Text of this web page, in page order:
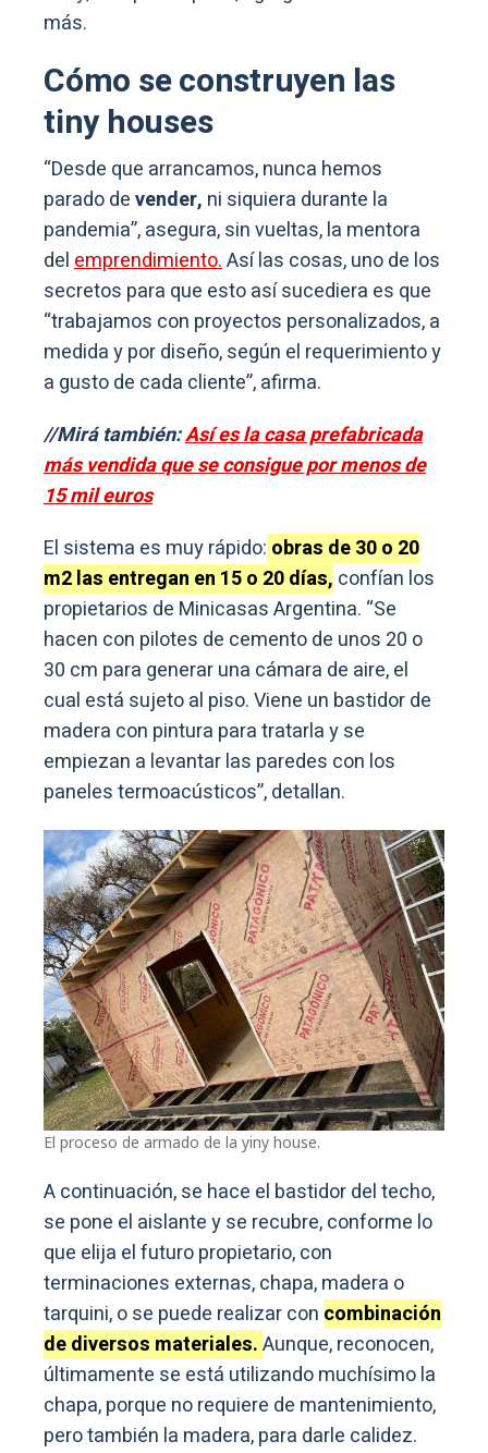
más.
Cómo se construyen las
tiny houses
“Desde que arrancamos, nunca hemos
parado devender, ni siquiera durante la
pandemia”, asegura, sin vueltas, la mentora
delemprendimiento.Así las cosas, uno de los
secretos para que esto así sucediera es que
“trabajamos con proyectos personalizados, a
medida y por diseño, según el requerimiento y
a gusto de cada cliente”, afirma.
//Mirá también:Así es la casa prefabricada
más vendida que se consigue por menos de
15 mil euros
El sistema es muy rápido: obras de 30 o 20
m2 las entregan en 15 o 20 días, confían los
propietarios de Minicasas Argentina. “Se
hacen con pilotes de cemento de unos 20 o
30 cm para generar una cámara de aire, el
cual está sujeto al piso. Viene un bastidor de
madera con pintura para tratarla y se
empiezan a levantar las paredes con los
paneles termoacústicos”, detallan.
El proceso de armado de la yiny house.
A continuación, se hace el bastidor del techo,
se pone el aislante y se recubre, conforme lo
que elija el futuro propietario, con
terminaciones externas, chapa, madera o
tarquini, o se puede realizar con combinación
de diversos materiales.Aunque, reconocen,
últimamente se está utilizando muchísimo la
chapa, porque no requiere de mantenimiento,
pero también la madera, para darle calidez.